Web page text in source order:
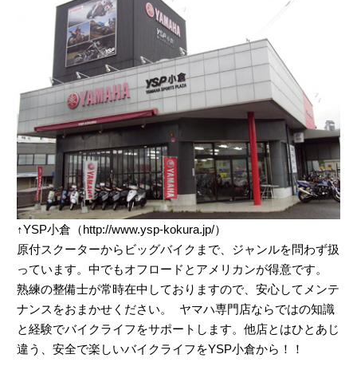
↑YSP小倉（http://www.ysp-kokura.jp/）
原付スクーターからビッグバイクまで、ジャンルを問わず扱
っています。中でもオフロードとアメリカンが得意です。
熟練の整備士が常時在中しておりますので、安心してメンテ
ナンスをおまかせください。 ヤマハ専門店ならではの知識
と経験でバイクライフをサポートします。他店とはひとあじ
違う、安全で楽しいバイクライフをYSP小倉から！！